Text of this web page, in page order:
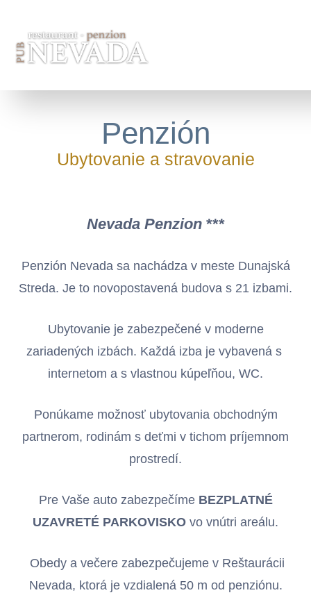
NAVIGATION
Penzión
Ubytovanie a stravovanie
Nevada Penzion***
Penzión Nevada sa nachádza v meste Dunajská
Streda. Je to novopostavená budova s 21 izbami.
Ubytovanie je zabezpečené v moderne
zariadených izbách. Každá izba je vybavená s
internetom a s vlastnou kúpeľňou, WC.
Ponúkame možnosť ubytovania obchodným
partnerom, rodinám s deťmi v tichom príjemnom
prostredí.
Pre Vaše auto zabezpečíme BEZPLATNÉ
UZAVRETÉ PARKOVISKO vo vnútri areálu.
Obedy a večere zabezpečujeme v Reštaurácii
Nevada, ktorá je vzdialená 50 m od penziónu.